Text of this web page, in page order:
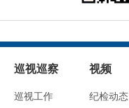
巡视巡察
巡视工作
视频
纪检动态